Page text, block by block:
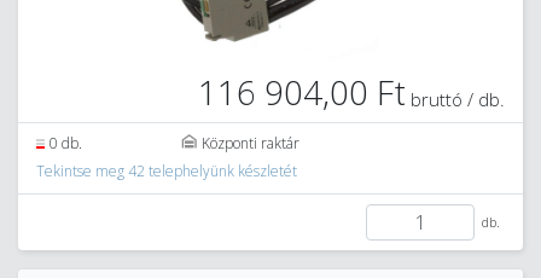
116 904,00 Ft bruttó / db.
0 db.
Központi raktár
Tekintse meg 42 telephelyünk készletét
db.